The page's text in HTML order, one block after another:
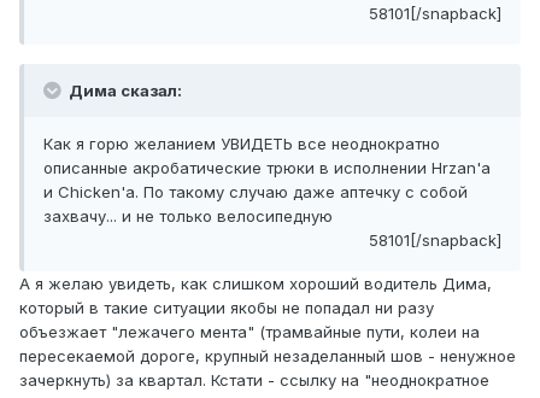
58101[/snapback]
Дима сказал:
Как я горю желанием УВИДЕТЬ все неоднократно
описанные акробатические трюки в исполнении Hrzan'а
и Chicken'а. По такому случаю даже аптечку с собой
захвачу... и не только велосипедную
58101[/snapback]
А я желаю увидеть, как слишком хороший водитель Дима,
который в такие ситуации якобы не попадал ни разу
объезжает "лежачего мента" (трамвайные пути, колеи на
пересекаемой дороге, крупный незаделанный шов - ненужное
зачеркнуть) за квартал. Кстати - ссылку на "неоднократное